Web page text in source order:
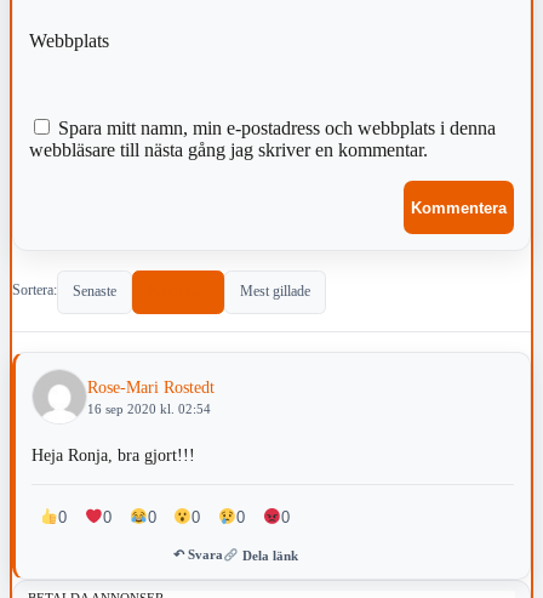
Webbplats
Spara mitt namn, min e-postadress och webbplats i denna
webbläsare till nästa gång jag skriver en kommentar.
Sortera: Senaste Mest gillade
Rose-Mari Rostedt
16 sep 2020 kl. 02:54
Heja Ronja, bra gjort!!!
0 0 0 0 0 0
↶ Svara Dela länk